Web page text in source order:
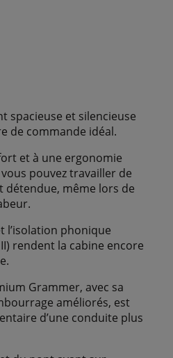
spacieuse et silencieuse
de commande idéal.
et à une ergonomie
pouvez travailler de
détendue, même lors de
l’isolation phonique
rendent la cabine encore
Grammer, avec sa
améliorés, est
d’une conduite plus